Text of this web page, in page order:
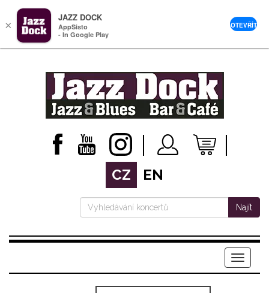
CZ EN
Najít
Menu
×
JAZZ DOCK
AppSisto
- In Google Play
OTEVŘÍT